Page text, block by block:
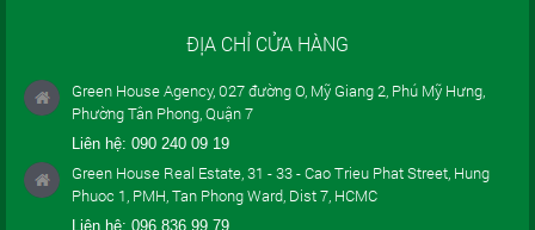
ĐỊA CHỈ CỬA HÀNG
Green House Agency, 027 đường O, Mỹ Giang 2, Phú Mỹ Hưng,
Phường Tân Phong, Quận 7
Liên hệ: 090 240 09 19
Green House Real Estate, 31 - 33 - Cao Trieu Phat Street, Hung
Phuoc 1, PMH, Tan Phong Ward, Dist 7, HCMC
Liên hệ: 096 836 99 79